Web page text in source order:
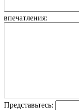
впечатления:
Представьтесь: